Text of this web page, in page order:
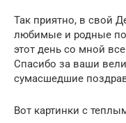
Так приятно, в свой
любимые и родные
этот день со мной
Спасибо за ваши
сумасшедшие
Вот картинки с